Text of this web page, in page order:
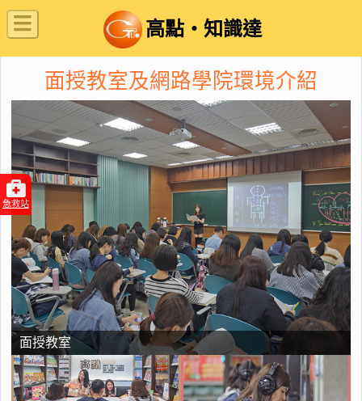
高點‧知識達
面授教室及網路學院環境介紹
面授教室
急救站